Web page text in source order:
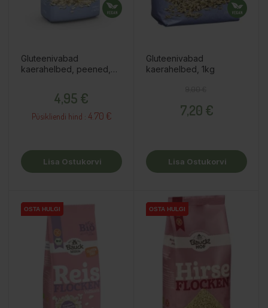
Gluteenivabad
kaerahelbed, peened,
4,95 €
Püsikliendi hind : 4.70 €
Lisa Ostukorvi
Gluteenivabad
kaerahelbed, 1kg
7,20 €
Lisa Ostukorvi
OSTA HULGI
OSTA HULGI
OSTA HULGI OSTA HULGI
OSTA HULGI
OSTA HULGI